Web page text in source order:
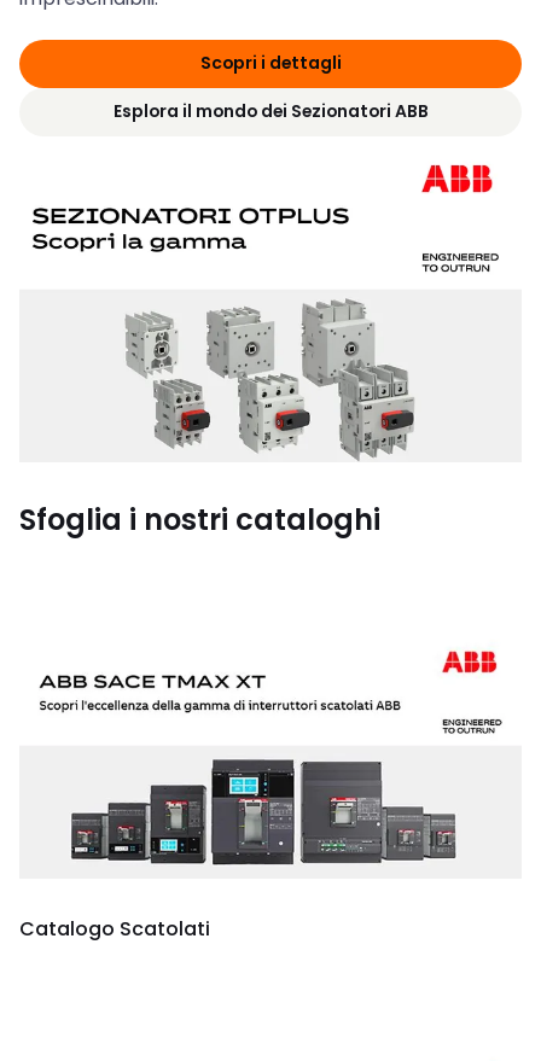
Scopri i dettagli
Esplora il mondo dei Sezionatori ABB
Sfoglia i nostri cataloghi
Catalogo Scatolati